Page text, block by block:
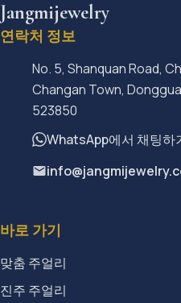
Jangmijewelry
연락처 정보
No. 5, Shanquan Road,
Changan Town,
523850
WhatsApp에서 채팅하
바로 가기
맞춤 주얼리
진주 주얼리